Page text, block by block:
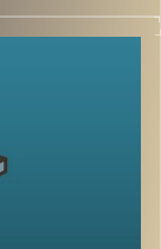
קשה להאמין
שינויים
מתאימים
והמהירים
לשפר